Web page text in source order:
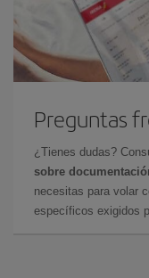
Preguntas
¿Tienes dudas?
sobre
necesitas para volar
específicos exigidos